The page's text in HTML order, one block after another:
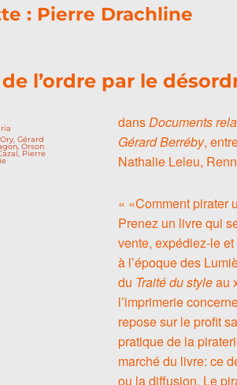
: Pierre Drachline
l’ordre par le
dansDocuments
Gérard Berréby,
Nathalie Leleu,
« «Comment pirater
Prenez un livre qui
vente, expédiez-le
à l’époque des
du Traité du styleau
l’imprimerie
repose sur le profit
pratique de la
marché du livre: ce
ou la diffusion. Le
,Gérard
,Orson
Pierre